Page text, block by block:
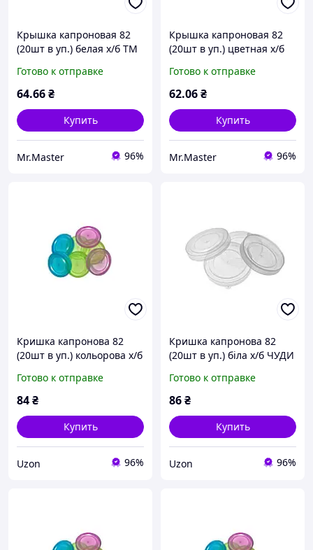
Крышка капроновая 82
(20шт в уп.) белая х/б ТМ
Готово к отправке
64.66₴
Купить
Mr.Master 96%
Крышка капроновая 82
(20шт в уп.) цветная х/б
Готово к отправке
62.06₴
Купить
Mr.Master 96%
Кришка капронова 82
(20шт в уп.) кольорова х/б
Готово к отправке
84₴
Купить
Uzon 96%
Кришка капронова 82
(20шт в уп.) біла х/б ЧУДИ
Готово к отправке
86₴
Купить
Uzon 96%